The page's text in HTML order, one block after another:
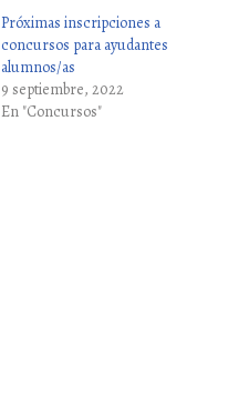
Próximas inscripciones a
concursos para ayudantes
alumnos/as
9 septiembre, 2022
En "Concursos"